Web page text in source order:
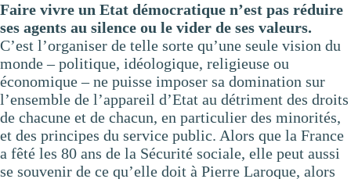
Faire vivre un Etat démocratique n’est pas réduire
ses agents au silence ou le vider de ses valeurs.
C’est l’organiser de telle sorte qu’une seule vision du
monde – politique, idéologique, religieuse ou
économique – ne puisse imposer sa domination sur
l’ensemble de l’appareil d’Etat au détriment des droits
de chacune et de chacun, en particulier des minorités,
et des principes du service public. Alors que la France
a fêté les 80 ans de la Sécurité sociale, elle peut aussi
se souvenir de ce qu’elle doit à Pierre Laroque, alors